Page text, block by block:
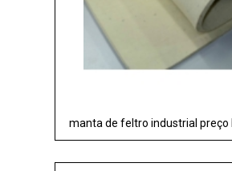
manta de feltro industrial preço